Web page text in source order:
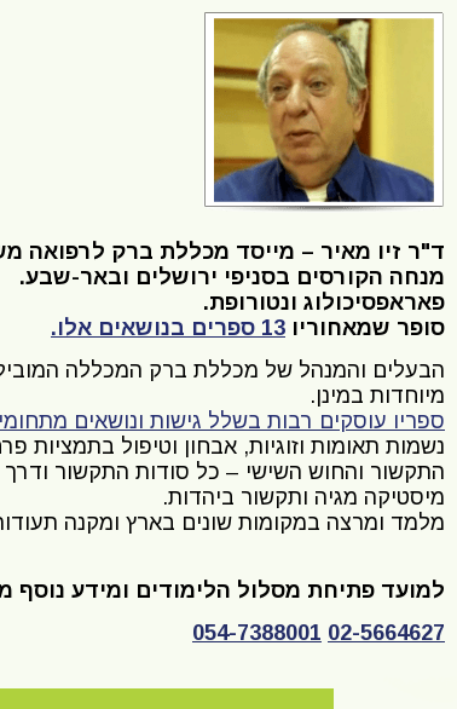
ד"ר זיו מאיר – מייסד מכללת ברק לרפואה
מנחה הקורסים בסניפי ירושלים ובאר-שבע.
פאראפסיכולוג ונטורופת.
סופר שמאחוריו 13 ספרים בנושאים אלו.
מיוחדות במינן.
ספריו עוסקים רבות בשלל גישות ונושאים
נשמות תאומות וזוגיות, אבחון וטיפול בתמציות
התקשור והחוש השישי – כל סודות התקשור ודרך
מיסטיקה מגיה ותקשור ביהדות.
מלמד ומרצה במקומות שונים בארץ ומקנה
למועד פתיחת מסלול הלימודים ומידע
02-5664627
054-7388001